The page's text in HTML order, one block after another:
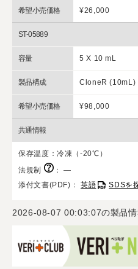
希望小売価格 ¥26,000
ST-05889
容量 5 X 10 mL
製品構成 CloneR (10mL)
希望小売価格 ¥98,000
共通情報
保存温度：冷凍（-20℃）
法規制
： ―
添付文書(PDF)：英語 SDSを
2026-08-07 00:03:07の製品